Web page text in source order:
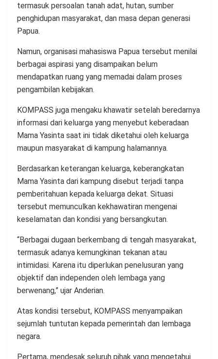
termasuk persoalan tanah adat, hutan, sumber
penghidupan masyarakat, dan masa depan generasi
Papua.
Namun, organisasi mahasiswa Papua tersebut menilai
berbagai aspirasi yang disampaikan belum
mendapatkan ruang yang memadai dalam proses
pengambilan kebijakan.
KOMPASS juga mengaku khawatir setelah beredarnya
informasi dari keluarga yang menyebut keberadaan
Mama Yasinta saat ini tidak diketahui oleh keluarga
maupun masyarakat di kampung halamannya.
Berdasarkan keterangan keluarga, keberangkatan
Mama Yasinta dari kampung disebut terjadi tanpa
pemberitahuan kepada keluarga dekat. Situasi
tersebut memunculkan kekhawatiran mengenai
keselamatan dan kondisi yang bersangkutan.
“Berbagai dugaan berkembang di tengah masyarakat,
termasuk adanya kemungkinan tekanan atau
intimidasi. Karena itu diperlukan penelusuran yang
objektif dan independen oleh lembaga yang
berwenang,” ujar Anderian.
Atas kondisi tersebut, KOMPASS menyampaikan
sejumlah tuntutan kepada pemerintah dan lembaga
negara.
Pertama, mendesak seluruh pihak yang mengetahui